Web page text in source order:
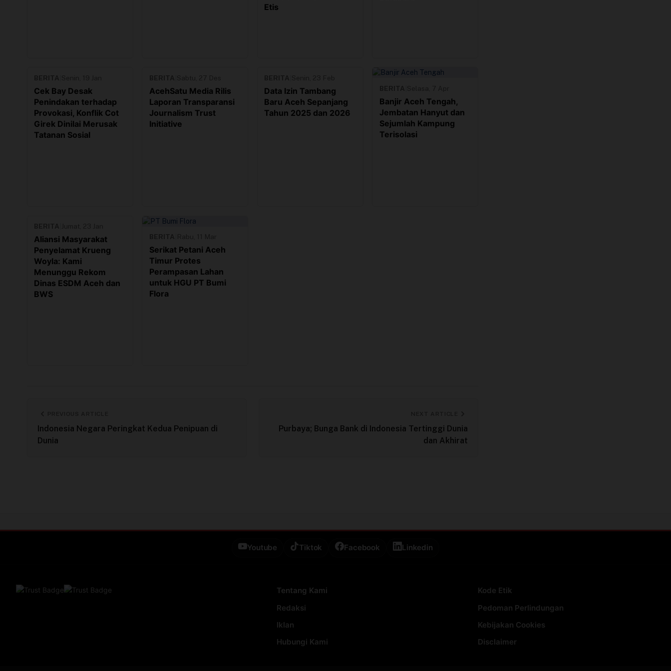
Etis
Cek Bay Desak
Penindakan terhadap
Provokasi, Konflik Cot
Girek Dinilai Merusak
Tatanan Sosial
AcehSatu Media Rilis
Laporan Transparansi
Journalism Trust
Initiative
Data Izin Tambang
Baru Aceh Sepanjang
Tahun 2025 dan 2026
Banjir Aceh Tengah,
Jembatan Hanyut dan
Sejumlah Kampung
Terisolasi
Aliansi Masyarakat
Penyelamat Krueng
Woyla: Kami
Menunggu Rekom
Dinas ESDM Aceh dan
BWS
Serikat Petani Aceh
Timur Protes
Perampasan Lahan
untuk HGU PT Bumi
Flora
Indonesia Negara Peringkat Kedua Penipuan di
Dunia
Purbaya; Bunga Bank di Indonesia Tertinggi Dunia
dan Akhirat
Youtube Tiktok Facebook Linkedin
Tentang Kami
Redaksi
Iklan
Hubungi Kami
Kode Etik
Pedoman Perlindungan
Kebijakan Cookies
Disclaimer